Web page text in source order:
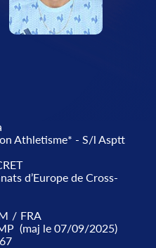
Athletisme* - S/l Asptt
d’Europe de Cross-
/ FRA
(maj le 07/09/2025)